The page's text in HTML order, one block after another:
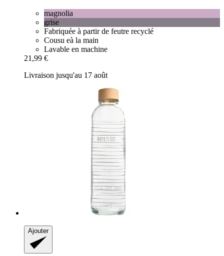
magnolia
grise
Fabriquée à partir de feutre recyclé
Cousu eà la main
Lavable en machine
21,99 €
Livraison jusqu'au 17 août
Ajouter